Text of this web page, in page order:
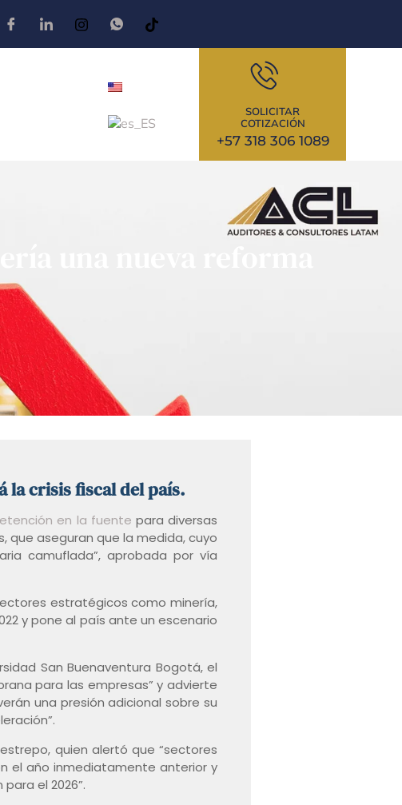
SOLICITAR
COTIZACIÓN
+57 318 306 1089
una nueva reforma
la crisis fiscal del país.
en la fuente para diversas
aseguran que la medida, cuyo
camuflada”, aprobada por vía
estratégicos como minería,
y pone al país ante un escenario
San Buenaventura Bogotá, el
para las empresas” y advierte
una presión adicional sobre su
quien alertó que “sectores
el año inmediatamente anterior y
el 2026”.